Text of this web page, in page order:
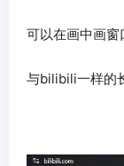
可以在画中画窗
与bilibili一样的